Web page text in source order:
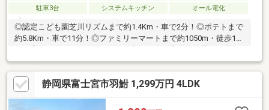
駐車3台
システムキッチン オール電化
◎認定こども園芝川リズムまで約1.4Km・車で2分！◎ポテトまで
約5.8Km・車で11分！◎ファミリーマートまで約1050m・徒歩14
570m・徒歩8分！◎郵便局まで約450m・徒歩6分！※設備の内
容・状況等は現況を優先致します。
静岡県富士宮市羽鮒 1,299万円 4LDK